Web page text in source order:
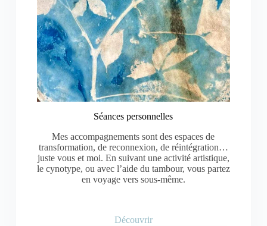
Séances personnelles
Mes accompagnements sont des espaces de
transformation, de reconnexion, de réintégration…
juste vous et moi. En suivant une activité artistique,
le cynotype, ou avec l’aide du tambour, vous partez
en voyage vers sous-même.
Découvrir